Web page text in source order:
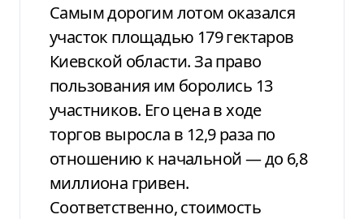
Самым дорогим лотом оказался
участок площадью 179 гектаров
Киевской области. За право
пользования им боролись 13
участников. Его цена в ходе
торгов выросла в 12,9 раза по
отношению к начальной — до 6,8
миллиона гривен.
Соответственно, стоимость